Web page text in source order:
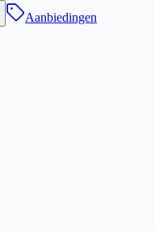
Aanbiedingen